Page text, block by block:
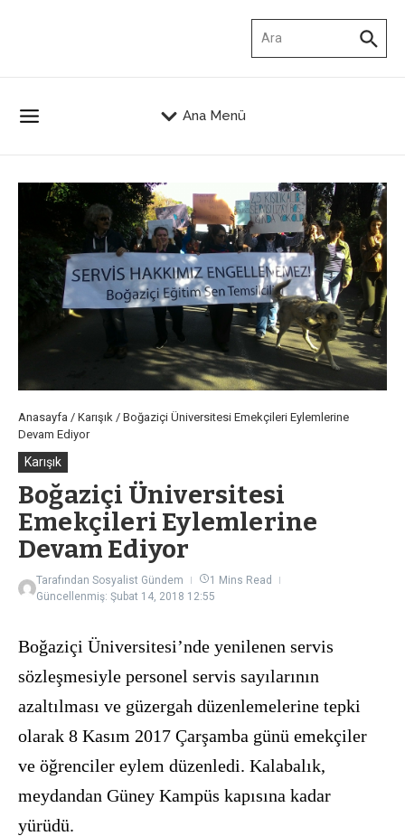
Ana Menü
Anasayfa / Karışık / Boğaziçi Üniversitesi Emekçileri Eylemlerine
Devam Ediyor
Karışık
Boğaziçi Üniversitesi
Emekçileri Eylemlerine
Devam Ediyor
Tarafından Sosyalist Gündem
1 Mins Read
Güncellenmiş: Şubat 14, 2018 12:55
Boğaziçi Üniversitesi’nde yenilenen servis
sözleşmesiyle personel servis sayılarının
azaltılması ve güzergah düzenlemelerine tepki
olarak 8 Kasım 2017 Çarşamba günü emekçiler
ve öğrenciler eylem düzenledi. Kalabalık,
meydandan Güney Kampüs kapısına kadar
yürüdü.